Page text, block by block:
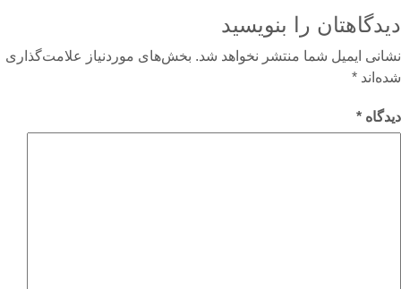
را بنویسید
ایمیل شما منتشر نخواهد شد. بخش‌های موردنیاز علامت‌گذاری
*
*